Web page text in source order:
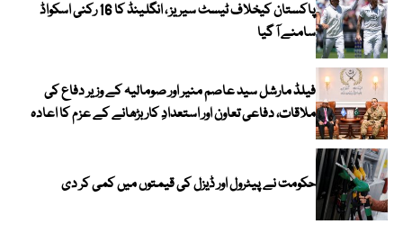
پاکستان کیخلاف ٹیسٹ سیریز ، انگلینڈ کا 16 رکنی اسکواڈ
سامنے آ گیا
فیلڈ مارشل سید عاصم منیر اور صومالیہ کے وزیر دفاع کی
ملاقات، دفاعی تعاون اور استعدادِ کار بڑھانے کے عزم کا اعادہ
حکومت نے پیٹرول اور ڈیزل کی قیمتوں میں کمی کر دی